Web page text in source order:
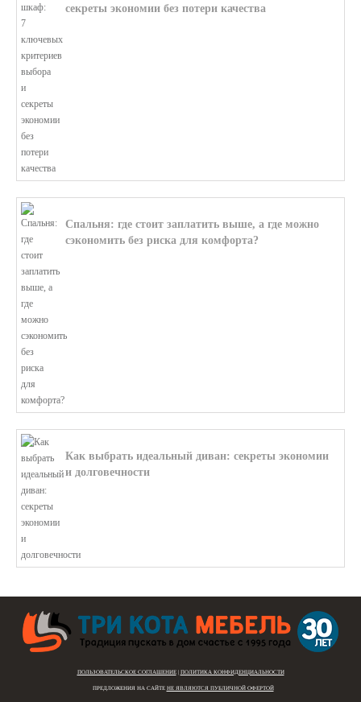
секреты экономии без потери качества
Спальня: где стоит заплатить выше, а где можно
сэкономить без риска для комфорта?
Как выбрать идеальный диван: секреты экономии
и долговечности
ПОЛЬЗОВАТЕЛЬСКОЕ СОГЛАШЕНИЕ| ПОЛИТИКА КОНФИДЕНЦИАЛЬНОСТИ
ПРЕДЛОЖЕНИЯ НА САЙТЕ НЕ ЯВЛЯЮТСЯ ПУБЛИЧНОЙ ОФЕРТОЙ